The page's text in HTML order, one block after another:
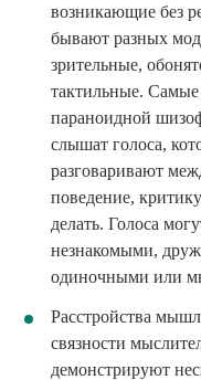
возникающие без
бывают разных
зрительные,
тактильные.
параноидной
слышат голоса,
разговаривают
поведение,
делать. Голоса
незнакомыми,
одиночными или
Расстройства
связности
демонстрируют